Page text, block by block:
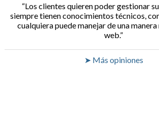
Los clientes quieren poder gestionar
siempre tienen conocimientos técnicos,
cualquiera puede manejar de una
web.
➤ Más opiniones